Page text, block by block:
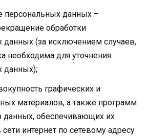
персональных данных –
обработки
данных (за исключением случаев,
необходима для уточнения
данных);
графических и
материалов, а также программ
данных, обеспечивающих их
сети интернет по сетевому адресу